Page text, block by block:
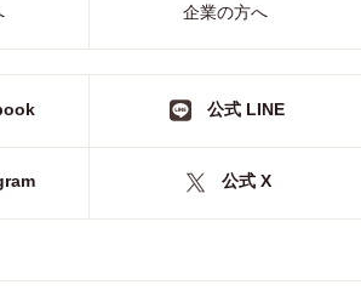
企業の方へ
公式 LINE
公式 X